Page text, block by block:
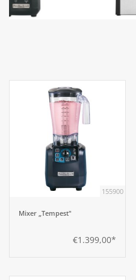
Fingerfood
Bar
Einrichtung
Berufsbekleidung
Küche
155900
Mixer „Tempest"
€1.399,00*